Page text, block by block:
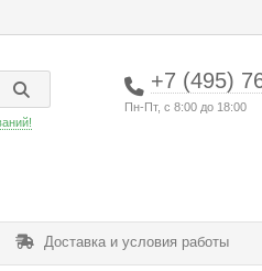
+7 (495)
Пн-Пт, с 8:00 до 18:00
Доставка и условия работы